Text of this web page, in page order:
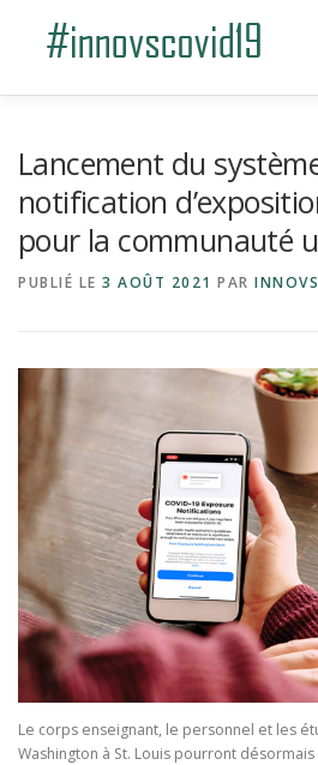
SOUMETTRE UNE INNOVATION
Lancement du
notification
pour la communauté
PUBLIÉ LE 3 AOÛT 2021 PAR
Le corps enseignant, le personnel et les
Washington à St. Louis pourront